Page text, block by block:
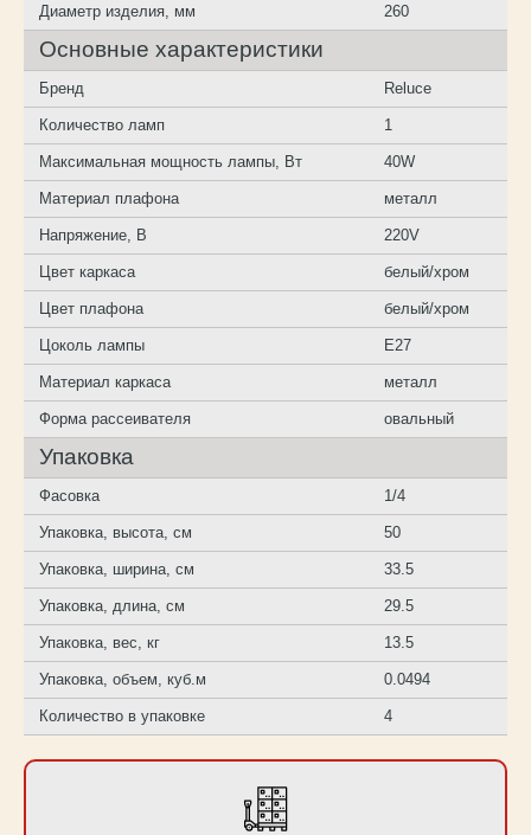
Диаметр изделия, мм 260
Основные характеристики
Бренд Reluce
Количество ламп 1
Максимальная мощность лампы, Вт 40W
Материал плафона металл
Напряжение, В 220V
Цвет каркаса белый/хром
Цвет плафона белый/хром
Цоколь лампы E27
Материал каркаса металл
Форма рассеивателя овальный
Упаковка
Фасовка 1/4
Упаковка, высота, см 50
Упаковка, ширина, см 33.5
Упаковка, длина, см 29.5
Упаковка, вес, кг 13.5
Упаковка, объем, куб.м 0.0494
Количество в упаковке 4